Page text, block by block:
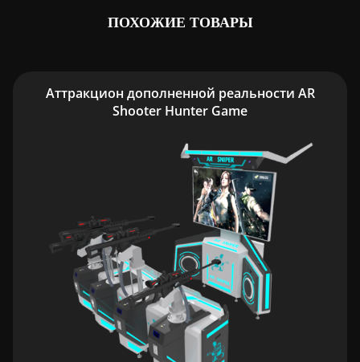
ПОХОЖИЕ ТОВАРЫ
Аттракцион дополненной реальности AR
Shooter Hunter Game